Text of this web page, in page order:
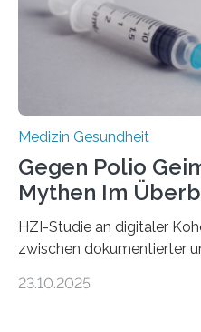
Schwachstelle im Erbgut
Medulloblastoms
Stiftung unterstützte das
Medizin Gesundheit
Gegen Polio
Mythen Im
HZI-Studie an digitaler
zwischen dokumentierter
Kinderlähmung, ist eine
23.10.2025